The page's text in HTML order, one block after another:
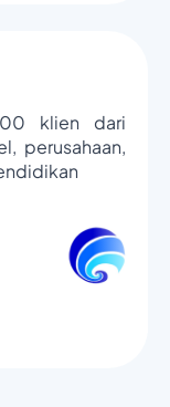
klien dari
perusahaan,